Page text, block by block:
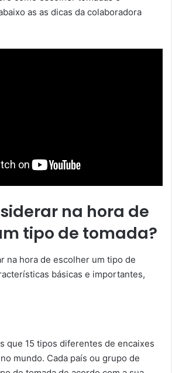
as as dicas da colaboradora
na hora de
tipo de tomada?
na hora de escolher um tipo de
básicas e importantes,
que 15 tipos diferentes de encaixes
no mundo. Cada país ou grupo de